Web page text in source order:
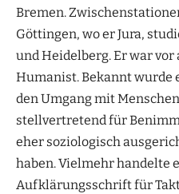
Bremen.
Göttingen, wo er Jura,
und Heidelberg. Er war
Humanist. Bekannt wurde
den Umgang mit
stellvertretend für
eher soziologisch
haben. Vielmehr handelte
Aufklärungsschrift für